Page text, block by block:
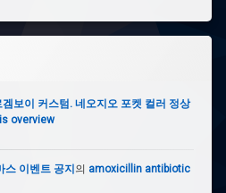
보이 커스텀. 네오지오 포켓 컬러 정상
overview
이벤트 공지 의 amoxicillin antibiotic